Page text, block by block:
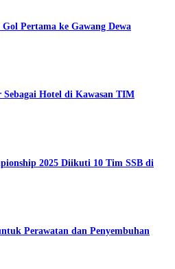
Pertama ke Gawang Dewa
Hotel di Kawasan TIM
2025 Diikuti 10 Tim SSB di
Perawatan dan Penyembuhan